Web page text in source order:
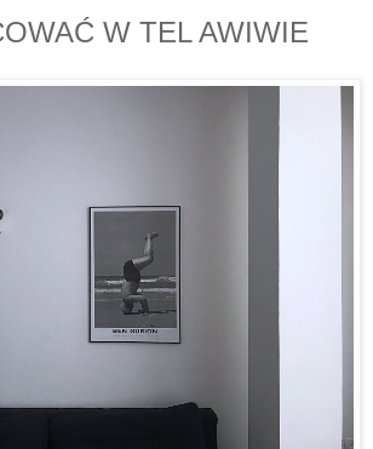
W TEL AWIWIE